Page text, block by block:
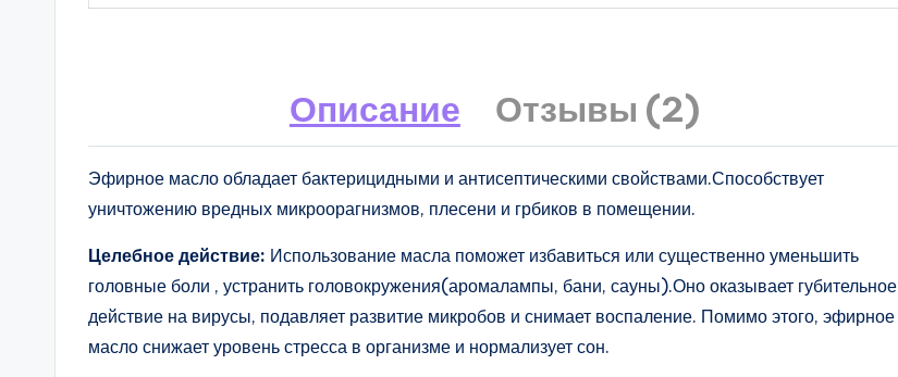
Описание Отзывы (2)
Эфирное масло обладает бактерицидными и антисептическими свойствами.Способствует
уничтожению вредных микроорагнизмов, плесени и грбиков в помещении.
Целебное действие: Использование масла поможет избавиться или существенно уменьшить
головные боли , устранить головокружения(аромалампы, бани, сауны).Оно оказывает губительное
действие на вирусы, подавляет развитие микробов и снимает воспаление. Помимо этого, эфирное
масло снижает уровень стресса в организме и нормализует сон.